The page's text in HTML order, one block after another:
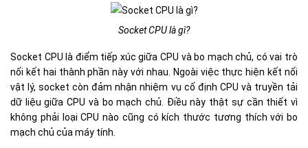
Socket CPU là gì?
Socket CPU là điểm tiếp xúc giữa CPU và bo mạch chủ, có vai trò
nối kết hai thành phần này với nhau. Ngoài việc thực hiện kết nối
vật lý, socket còn đảm nhận nhiệm vụ cố định CPU và truyền tải
dữ liệu giữa CPU và bo mạch chủ. Điều này thật sự cần thiết vì
không phải loại CPU nào cũng có kích thước tương thích với bo
mạch chủ của máy tính.